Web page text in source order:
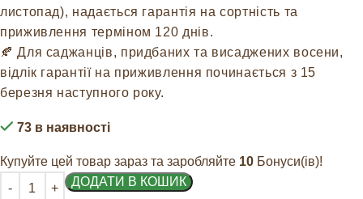
листопад), надається гарантія на сортність та
приживлення терміном 120 днів.
🍂 Для саджанців, придбаних та висаджених восени,
відлік гарантії на приживлення починається з 15
березня наступного року.
73 в наявності
Купуйте цей товар зараз та заробляйте 10 Бонуси(ів)!
ДОДАТИ В КОШИК